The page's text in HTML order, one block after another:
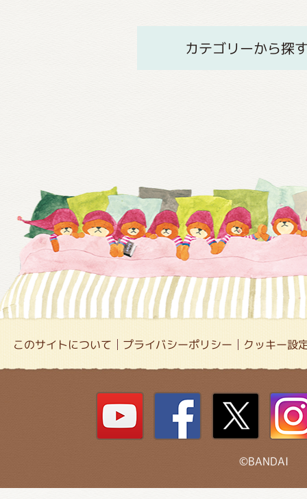
カテゴリーから探
このサイトについて プライバシーポリシー クッキー設
©BANDAI